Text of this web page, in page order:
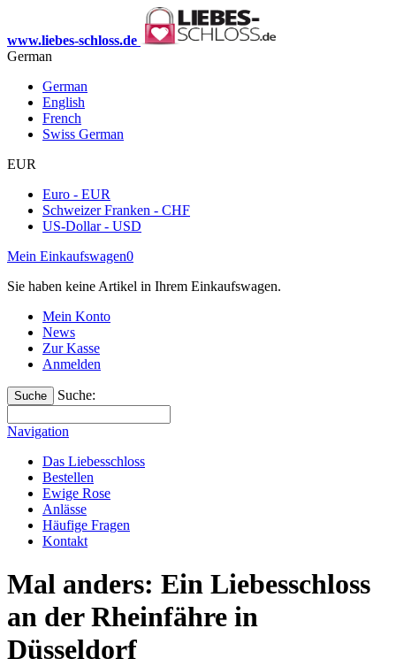
www.liebes-schloss.de
German
German
English
French
Swiss German
EUR
Euro - EUR
Schweizer Franken - CHF
US-Dollar - USD
Mein Einkaufswagen0
Sie haben keine Artikel in Ihrem Einkaufswagen.
Mein Konto
News
Zur Kasse
Anmelden
Suche Suche:
Navigation
Das Liebesschloss
Bestellen
Ewige Rose
Anlässe
Häufige Fragen
Kontakt
Mal anders: Ein Liebesschloss
an der Rheinfähre in
Düsseldorf